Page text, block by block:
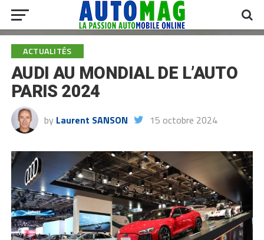
ACTUALITÉS
AUDI AU MONDIAL DE L’AUTO
PARIS 2024
by Laurent SANSON 15 octobre 2024